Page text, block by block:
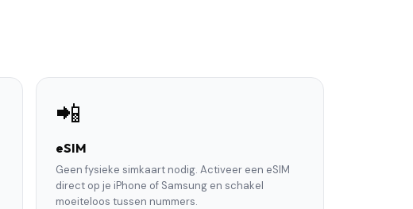
📲
eSIM
Geen fysieke simkaart nodig. Activeer een eSIM
direct op je iPhone of Samsung en schakel
moeiteloos tussen nummers.